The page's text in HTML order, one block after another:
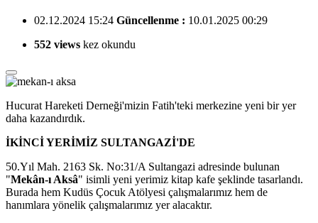
02.12.2024 15:24 Güncellenme : 10.01.2025 00:29
552 views kez okundu
Hucurat Hareketi Derneği'mizin Fatih'teki merkezine yeni bir yer
daha kazandırdık.
İKİNCİ YERİMİZ SULTANGAZİ'DE
50.Yıl Mah. 2163 Sk. No:31/A Sultangazi adresinde bulunan
"Mekân-ı Aksâ" isimli yeni yerimiz kitap kafe şeklinde tasarlandı.
Burada hem Kudüs Çocuk Atölyesi çalışmalarımız hem de
hanımlara yönelik çalışmalarımız yer alacaktır.